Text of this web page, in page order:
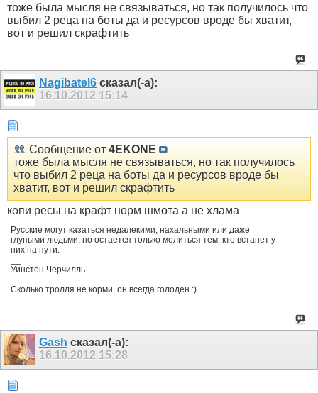
тоже была мысля не связываться, но так получилось что
выбил 2 реца на боты да и ресурсов вроде бы хватит,
вот и решил скрафтить
Nagibatel6 сказал(-а):
16.10.2012 15:14
Сообщение от 4EKONE
тоже была мысля не связываться, но так получилось
что выбил 2 реца на боты да и ресурсов вроде бы
хватит, вот и решил скрафтить
копи ресы на крафт норм шмота а не хлама
Русские могут казаться недалекими, нахальными или даже
глупыми людьми, но остается только молиться тем, кто встанет у
них на пути.
Уинстон Черчилль
Сколько тролля не корми, он всегда голоден :)
Gash сказал(-а):
16.10.2012 15:28